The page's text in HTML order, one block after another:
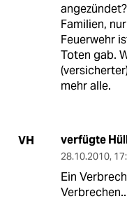
Familien,
Feuerwehr
Toten gab.
mehr alle.
VH verfügte
28.10.2010,
Ein